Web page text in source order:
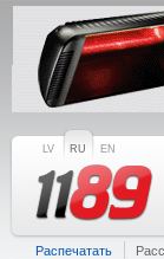
LV RU EN
Распечатать